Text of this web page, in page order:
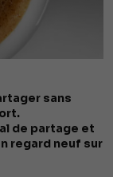
sans
de partage et
regard neuf sur